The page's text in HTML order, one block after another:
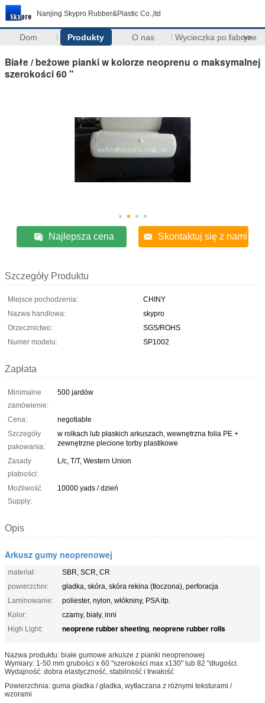
Nanjing Skypro Rubber&Plastic Co.,ltd
Dom Produkty O nas Wycieczka po fabryce
>>
Białe / beżowe pianki w kolorze neoprenu o maksymalnej
szerokości 60 "
Najlepsza cena Skontaktuj się z nami
Szczegóły Produktu
Miejsce pochodzenia:
CHINY
Nazwa handlowa:
skypro
Orzecznictwo:
SGS/ROHS
Numer modelu:
SP1002
Zapłata
Minimalne
zamówienie:
500 jardów
Cena:
negotiable
Szczegóły
pakowania:
w rolkach lub płaskich arkuszach, wewnętrzna folia PE +
zewnętrzne plecione torby plastikowe
Zasady
płatności:
L/c, T/T, Western Union
Możliwość
Supply:
10000 yads / dzień
Opis
Arkusz gumy neoprenowej
materiał:
SBR, SCR, CR
powierzchni:
gładka, skóra, skóra rekina (tłoczona), perforacja
Laminowanie:
poliester, nylon, włókniny, PSA itp.
Kolor:
czarny, biały, inni
High Light:
neoprene rubber sheeting, neoprene rubber rolls
Nazwa produktu: białe gumowe arkusze z pianki neoprenowej
Wymiary: 1-50 mm grubości x 60 "szerokości max x130" lub 82 "długości.
Wydajność: dobra elastyczność, stabilność i trwałość
Powierzchnia: guma gładka / gładka, wytłaczana z różnymi teksturami /
wzorami